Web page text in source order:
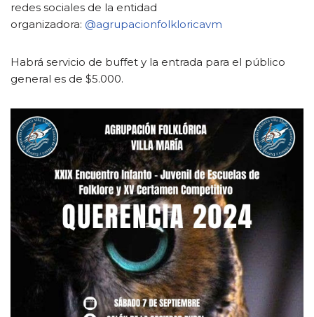
redes sociales de la entidad
organizadora: @agrupacionfolkloricavm
Habrá servicio de buffet y la entrada para el público
general es de $5.000.